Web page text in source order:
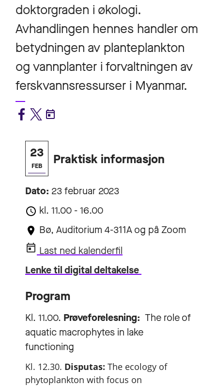
doktorgraden i økologi.
Avhandlingen hennes handler om
betydningen av planteplankton
og vannplanter i forvaltningen av
ferskvannsressurser i Myanmar.
23
FEB Praktisk informasjon
Dato: 23 februar 2023
kl. 11.00 - 16.00
Bø, Auditorium 4-311A og på Zoom
Last ned kalenderfil
Lenke til digital deltakelse
Program
Kl. 11.00. Prøveforelesning: The role of
aquatic macrophytes in lake
functioning
Kl. 12.30. Disputas: The ecology of
phytoplankton with focus on